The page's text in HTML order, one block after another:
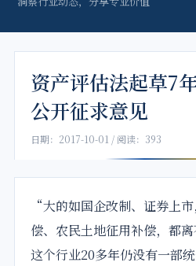
资产评估法起草7
公开征求意见
日期：2017-10-01 / 阅读：393
“大的如国企改制、证券上
偿、农民土地征用补偿，都
这个行业20多年仍没有一部